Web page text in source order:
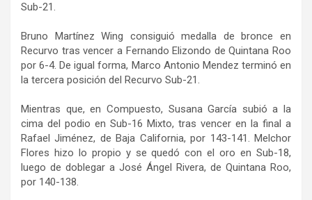
Sub-21.
Bruno Martínez Wing consiguió medalla de bronce en
Recurvo tras vencer a Fernando Elizondo de Quintana Roo
por 6-4. De igual forma, Marco Antonio Mendez terminó en
la tercera posición del Recurvo Sub-21.
Mientras que, en Compuesto, Susana García subió a la
cima del podio en Sub-16 Mixto, tras vencer en la final a
Rafael Jiménez, de Baja California, por 143-141. Melchor
Flores hizo lo propio y se quedó con el oro en Sub-18,
luego de doblegar a José Ángel Rivera, de Quintana Roo,
por 140-138.